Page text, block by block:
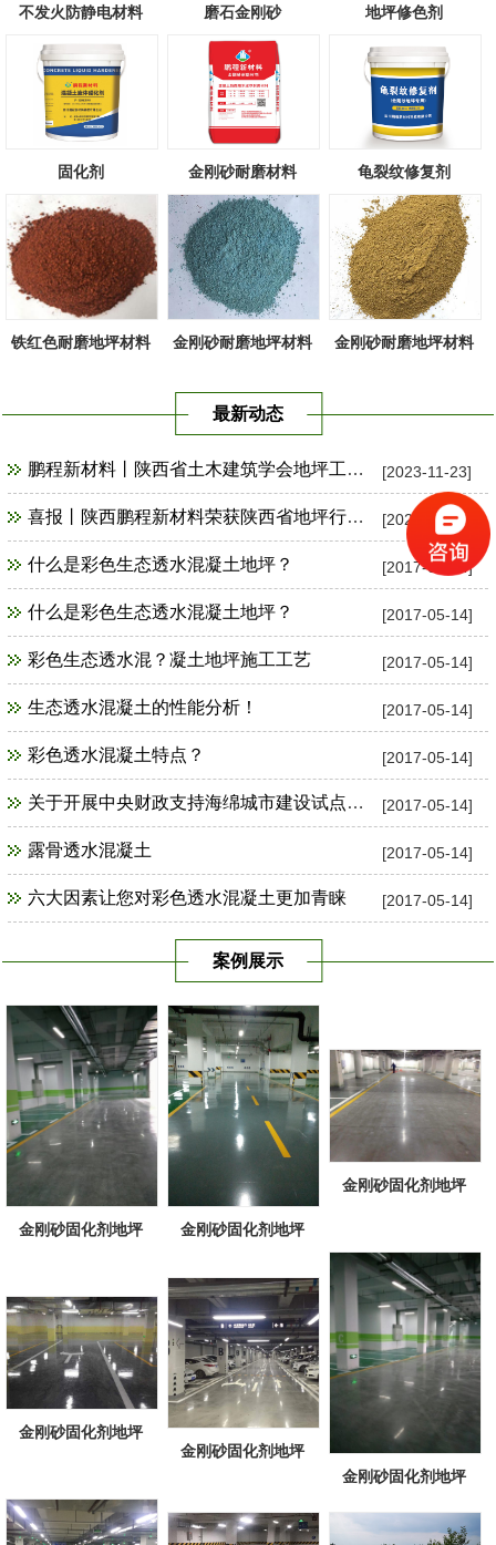
不发火防静电材料 磨石金刚砂 地坪修色剂
固化剂 金刚砂耐磨材料 龟裂纹修复剂
铁红色耐磨地坪材料
金刚砂耐磨地坪材料
金刚砂耐磨地坪材料
最新动态
[2023-11-23]
鹏程新材料丨陕西省土木建筑学会地坪工程技术专业委员会祝贺陕十建汉中市（崔家营社区）项目观摩会圆满成功！
[2023-09-27]
喜报丨陕西鹏程新材料荣获陕西省地坪行业优秀材料供应商、年度最佳贡献奖！
[2017-05-14]
什么是彩色生态透水混凝土地坪？
[2017-05-14]
什么是彩色生态透水混凝土地坪？
[2017-05-14]
彩色生态透水混？凝土地坪施工工艺
[2017-05-14]
生态透水混凝土的性能分析！
[2017-05-14]
彩色透水混凝土特点？
[2017-05-14]
关于开展中央财政支持海绵城市建设试点工作
[2017-05-14]
露骨透水混凝土
[2017-05-14]
六大因素让您对彩色透水混凝土更加青睐
案例展示
金刚砂固化剂地坪 金刚砂固化剂地坪
金刚砂固化剂地坪
金刚砂固化剂地坪
金刚砂固化剂地坪
金刚砂固化剂地坪